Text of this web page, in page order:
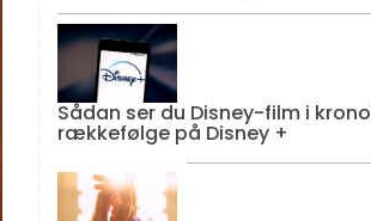
Sådan ser du Disney-film i
rækkefølge på Disney +